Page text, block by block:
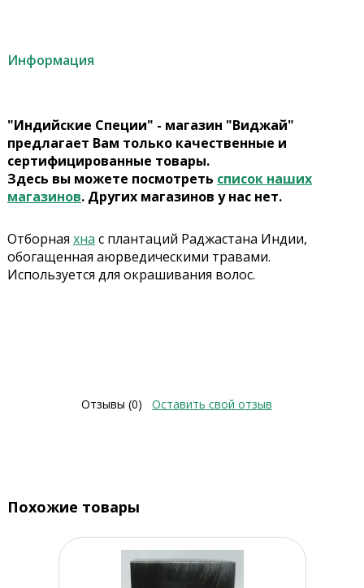
Информация
"Индийские Специи" - магазин "Виджай"
предлагает Вам только качественные и
сертифицированные товары.
Здесь вы можете посмотреть список наших
магазинов. Других магазинов у нас нет.
Отборная хна с плантаций Раджастана Индии,
обогащенная аюрведическими травами.
Используется для окрашивания волос.
Отзывы (0) Оставить свой отзыв
Похожие товары